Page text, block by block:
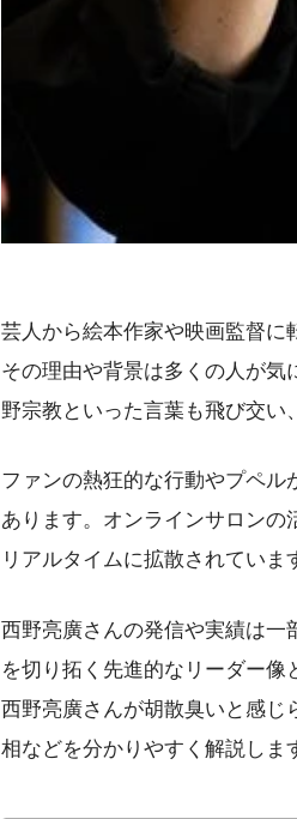
芸人から絵本作家や映画監督に
その理由や背景は多くの人が
野宗教といった言葉も飛び交い
ファンの熱狂的な行動やプペ
あります。オンラインサロン
リアルタイムに拡散されていま
西野亮廣さんの発信や実績は一
を切り拓く先進的なリーダー
西野亮廣さんが胡散臭いと感じ
相などを分かりやすく解説しま